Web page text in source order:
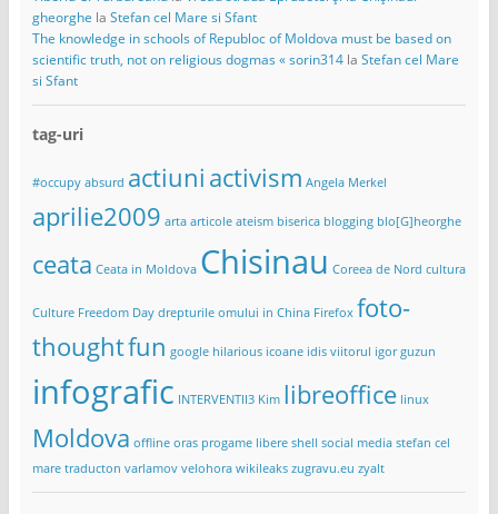
gheorghe la Stefan cel Mare si Sfant
The knowledge in schools of Republoc of Moldova must be based on
scientific truth, not on religious dogmas « sorin314la Stefan cel Mare
si Sfant
tag-uri
#occupy absurd actiuni activism Angela Merkel
aprilie2009 arta articole ateism biserica blogging blo[G]heorghe
ceata Ceata in Moldova Chisinau Coreea de Nord cultura
Culture Freedom Day drepturile omului in China Firefox foto-
thoughtfun google hilarious icoane idis viitorul igor guzun
infografic INTERVENTII3 Kim libreoffice linux
Moldova offline oras progame libere shell social media stefan cel
mare traducton varlamov velohora wikileaks zugravu.eu zyalt